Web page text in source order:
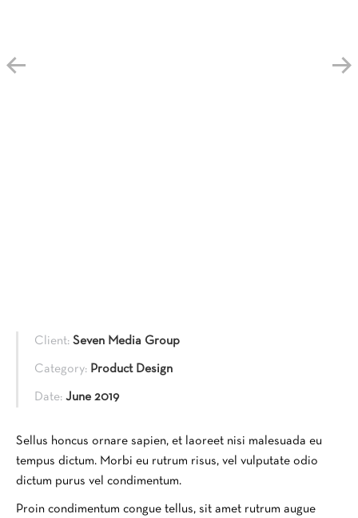
Client: Seven Media Group
Category: Product Design
Date: June 2019
Sellus honcus ornare sapien, et laoreet nisi malesuada eu
tempus dictum. Morbi eu rutrum risus, vel vulputate odio
dictum purus vel condimentum.
Proin condimentum congue tellus, sit amet rutrum augue